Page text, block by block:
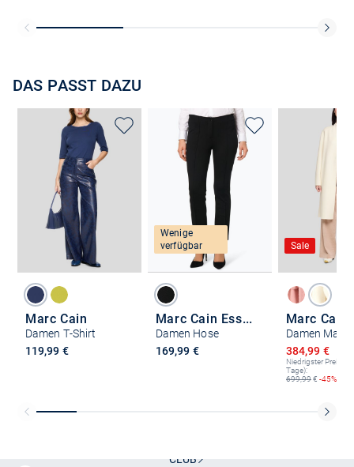
DAS PASST DAZU
Marc Cain
Damen T-Shirt
119,99 €
Wenige
verfügbar
Marc Cain Essentials
Damen Hose
169,99 €
Sale
Marc Cain
Damen
Ermäßigter
384,99 €
Niedrigster Preis
Tage):
699,99€ -45%
CLUB